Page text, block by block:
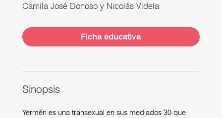
Camila José Donoso y Nicolás Videla
Ficha educativa
Sinopsis
Yermén es una transexual en sus mediados 30 que